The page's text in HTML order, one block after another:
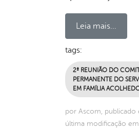
Leia mais...
tags:
2ª REUNIÃO DO
PERMANENTE DO
EM FAMÍLIA
por Ascom, publicado
última modificação